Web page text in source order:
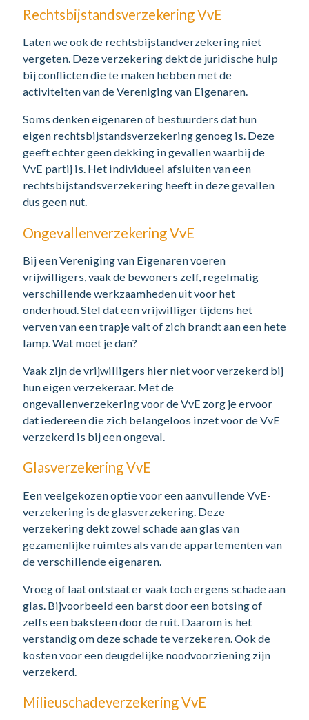
Rechtsbijstandsverzekering VvE
Laten we ook de rechtsbijstandverzekering niet
vergeten. Deze verzekering dekt de juridische hulp
bij conflicten die te maken hebben met de
activiteiten van de Vereniging van Eigenaren.
Soms denken eigenaren of bestuurders dat hun
eigen rechtsbijstandsverzekering genoeg is. Deze
geeft echter geen dekking in gevallen waarbij de
VvE partij is. Het individueel afsluiten van een
rechtsbijstandsverzekering heeft in deze gevallen
dus geen nut.
Ongevallenverzekering VvE
Bij een Vereniging van Eigenaren voeren
vrijwilligers, vaak de bewoners zelf, regelmatig
verschillende werkzaamheden uit voor het
onderhoud. Stel dat een vrijwilliger tijdens het
verven van een trapje valt of zich brandt aan een hete
lamp. Wat moet je dan?
Vaak zijn de vrijwilligers hier niet voor verzekerd bij
hun eigen verzekeraar. Met de
ongevallenverzekering voor de VvE zorg je ervoor
dat iedereen die zich belangeloos inzet voor de VvE
verzekerd is bij een ongeval.
Glasverzekering VvE
Een veelgekozen optie voor een aanvullende VvE-
verzekering is de glasverzekering. Deze
verzekering dekt zowel schade aan glas van
gezamenlijke ruimtes als van de appartementen van
de verschillende eigenaren.
Vroeg of laat ontstaat er vaak toch ergens schade aan
glas. Bijvoorbeeld een barst door een botsing of
zelfs een baksteen door de ruit. Daarom is het
verstandig om deze schade te verzekeren. Ook de
kosten voor een deugdelijke noodvoorziening zijn
verzekerd.
Milieuschadeverzekering VvE